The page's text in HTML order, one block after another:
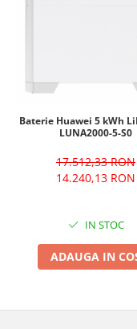
Baterie Huawei 5 kWh
LUNA2000-5-S0
17.512,33 RON
14.240,13 RON
IN STOC
ADAUGA IN